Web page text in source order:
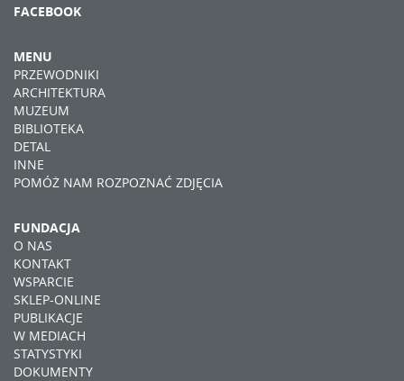
FACEBOOK
MENU
PRZEWODNIKI
ARCHITEKTURA
MUZEUM
BIBLIOTEKA
DETAL
INNE
POMÓŻ NAM ROZPOZNAĆ ZDJĘCIA
FUNDACJA
O NAS
KONTAKT
WSPARCIE
SKLEP-ONLINE
PUBLIKACJE
W MEDIACH
STATYSTYKI
DOKUMENTY